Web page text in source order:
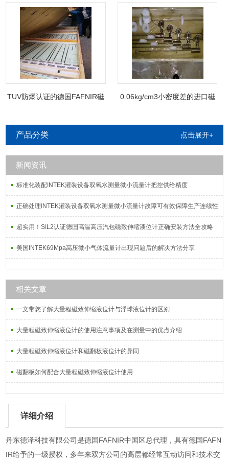
TUV防爆认证的德国FAFNIR磁
0.06kg/cm3小密度差的进口磁
产品分类 点击展开+
新闻资讯
标准化装配INTEK灌装设备双氧水测量微小流量计把控供给精度
正确处理INTEK灌装设备双氧水测量微小流量计故障可有效保障生产连续性
超实用！SIL2认证德国高温高压汽包磁致伸缩液位计正确安装方法全攻略
美国INTEK69Mpa高压微小气体流量计出现问题后的解决方法分享
相关文章
一文带您了解大量程磁致伸缩液位计与浮球液位计的区别
大量程磁致伸缩液位计的使用注意事项及在测量中的优点介绍
大量程磁致伸缩液位计和磁翻板液位计的异同
磁翻板如何配合大量程磁致伸缩液位计使用
详细介绍
丹东德泽科技有限公司是德国FAFNIR中国区总代理，具有德国FAFN
IR给予的一级授权，多年来双方公司的高层都经常互动访问和技术交